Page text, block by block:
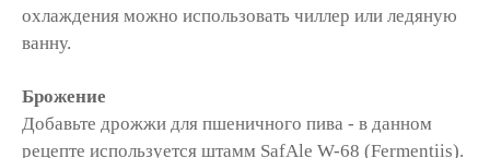
охлаждения можно использовать чиллер или ледяную
ванну.
Брожение
Добавьте дрожжи для пшеничного пива - в данном
рецепте используется штамм SafAle W-68 (Fermentiis).